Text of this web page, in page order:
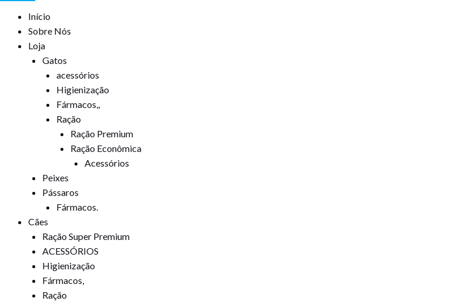
Início
Sobre Nós
Loja
Gatos
acessórios
Higienização
Fármacos,,
Ração
Ração Premium
Ração Econômica
Acessórios
Peixes
Pássaros
Fármacos.
Cães
Ração Super Premium
ACESSÓRIOS
Higienização
Fármacos,
Ração